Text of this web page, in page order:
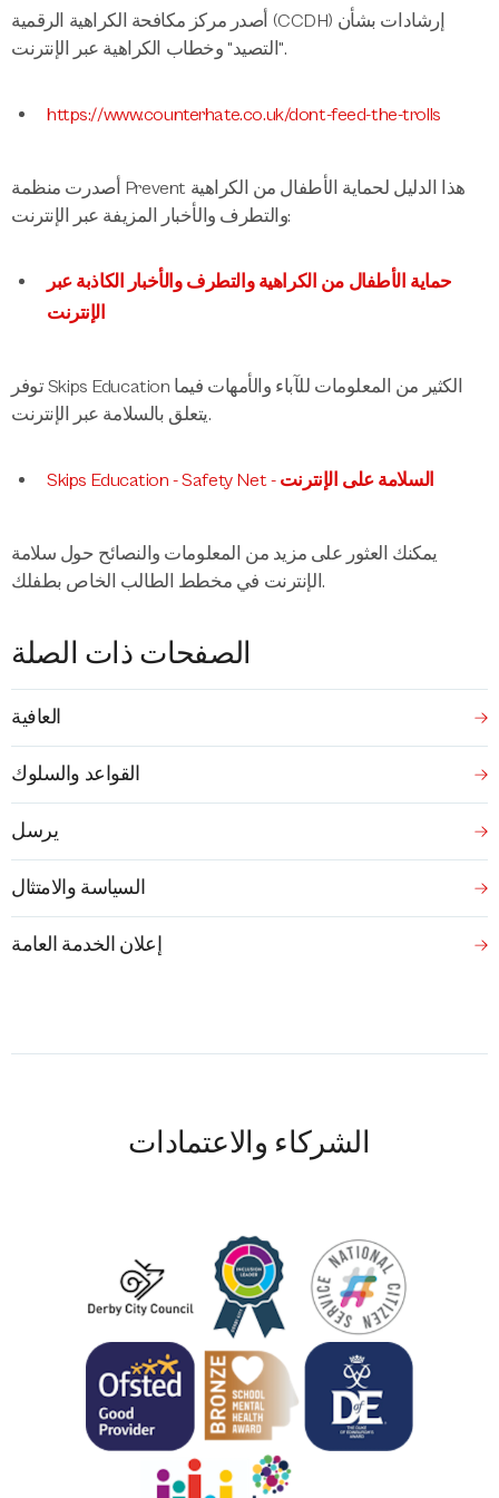
أصدر مركز مكافحة الكراهية الرقمية (CCDH) إرشادات بشأن
"التصيد" وخطاب الكراهية عبر الإنترنت.
https://www.counterhate.co.uk/dont-feed-the-trolls
أصدرت منظمة Prevent هذا الدليل لحماية الأطفال من الكراهية
والتطرف والأخبار المزيفة عبر الإنترنت:
حماية الأطفال من الكراهية والتطرف والأخبار الكاذبة عبر
الإنترنت
توفر Skips Education الكثير من المعلومات للآباء والأمهات فيما
يتعلق بالسلامة عبر الإنترنت.
Skips Education - Safety Net - السلامة على الإنترنت
يمكنك العثور على مزيد من المعلومات والنصائح حول سلامة
الإنترنت في مخطط الطالب الخاص بطفلك.
الصفحات ذات الصلة
العافية
القواعد والسلوك
يرسل
السياسة والامتثال
إعلان الخدمة العامة
الشركاء والاعتمادات